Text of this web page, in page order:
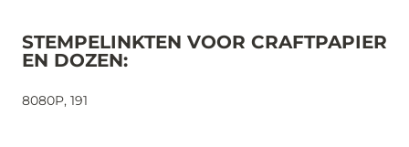
STEMPELINKTEN VOOR CRAFTPAPIER
EN DOZEN:
8080P, 191